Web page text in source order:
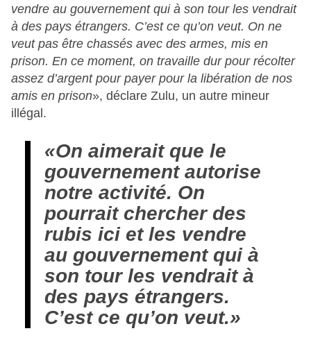
vendre au gouvernement qui à son tour les vendrait
à des pays étrangers. C’est ce qu’on veut. On ne
veut pas être chassés avec des armes, mis en
prison. En ce moment, on travaille dur pour récolter
assez d’argent pour payer pour la libération de nos
amis en prison», déclare Zulu, un autre mineur
illégal.
«On aimerait que le
gouvernement autorise
notre activité. On
pourrait chercher des
rubis ici et les vendre
au gouvernement qui à
son tour les vendrait à
des pays étrangers.
C’est ce qu’on veut.»